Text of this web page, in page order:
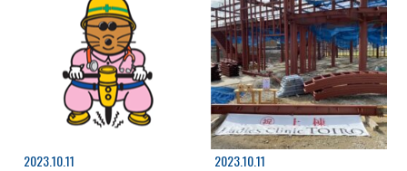
2023.10.11 2023.10.11